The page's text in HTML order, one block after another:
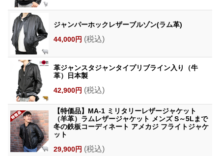
ジャンパーホックレザーブルゾン(ラム革)
44,000円 (税込)
革ジャンスタジャンタイプリブライン入り（牛
革）日本製
42,900円 (税込)
【特価品】MA-1 ミリタリーレザージャケット
（羊革）ラムレザージャケット メンズ S～5Lまで
冬の鉄板コーディネート アメカジ フライトジャケ
ット
29,900円 (税込)